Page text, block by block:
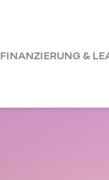
FINANZIERUNG &